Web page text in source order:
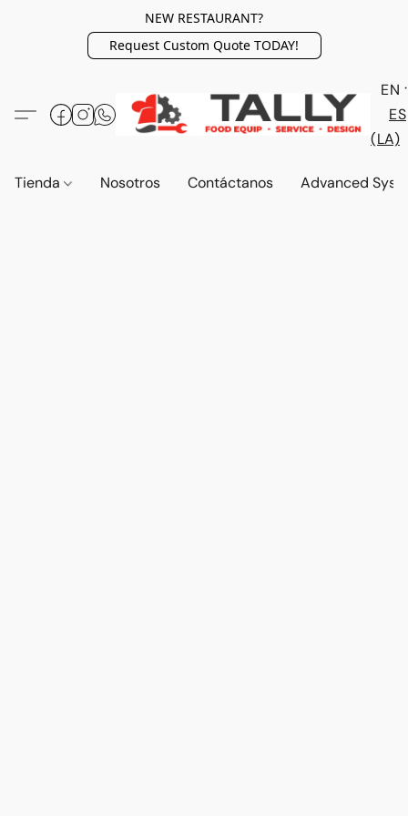
NEW RESTAURANT?
Request Custom Quote TODAY!
EN
ES
(LA)
Tienda Nosotros Contáctanos Advanced